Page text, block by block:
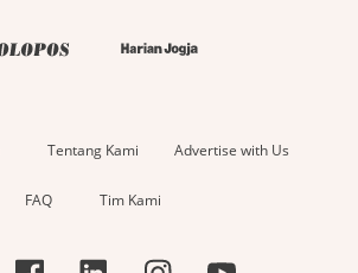
Tentang Kami Advertise with Us
FAQ Tim Kami